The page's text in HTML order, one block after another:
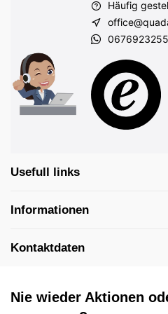
Häufig
Usefull links
Informationen
Kontaktdaten
Nie wieder Aktionen